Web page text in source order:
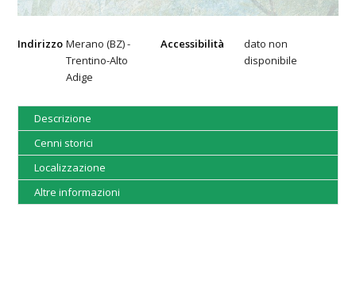
Indirizzo Merano (BZ) -
Trentino-Alto
Adige
Accessibilità
dato non
disponibile
Descrizione
Cenni storici
Localizzazione
Altre informazioni